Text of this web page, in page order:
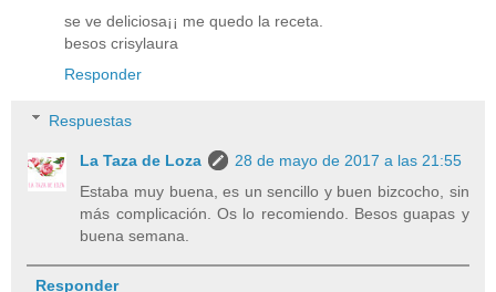
se ve deliciosa¡¡ me quedo la receta.
besos crisylaura
Responder
Respuestas
La Taza de Loza
28 de mayo de 2017 a las 21:55
Estaba muy buena, es un sencillo y buen bizcocho, sin
más complicación. Os lo recomiendo. Besos guapas y
buena semana.
Responder